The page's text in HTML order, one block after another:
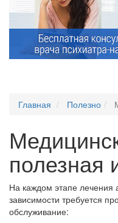
Главная Полезно
полезная
На каждом этапе лечения
зависимости требуется
обслуживание: